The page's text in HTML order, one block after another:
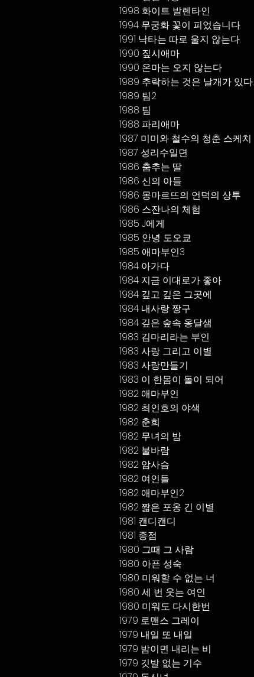
1998 화이트 발렌타인
1994 무궁화 꽃이 피었습니다.
1991 낙타는 따로 울지 않는다.
1990 짚시애마
1990 온마는 오지 않는다
1989 추락하는 것은 날개가 있다.
1989 팀2
1988 팀
1988 파리애마
1987 미미와 철수의 청춘 스케치
1987 성리수일뎐
1986 춤추는 딸
1986 신의 아들
1986 몽마르뜨의 언덕의 상투
1986 스잔나의 체험
1985 J에게
1985 안녕 도오쿄
1985 애마부인3
1984 아가다
1984 지금 이대로가 좋아
1984 깊고 깊은 그곳에
1984 내사랑 짱구
1984 깊은 숲속 옹달샘
1983 김마리라는 부인
1983 사랑 그리고 이별
1983 사랑만들기
1983 이 한몸이 돌이 되어
1982 애마부인
1982 최인호의 야색
1982 춘희
1982 무녀의 밤
1982 불바람
1982 암사슴
1982 여인들
1982 애마부인2
1982 짧은 포옹 긴 이별
1981 캔디캔디
1981 종점
1980 그때 그 사람
1980 아픈 성숙
1980 미워할 수 없는 너
1980 세 번 웃는 여인
1980 미워도 다시한번
1979 로맨스 그레이
1979 내일 또 내일
1979 밤이면 내리는 비
1979 깃발 없는 기수